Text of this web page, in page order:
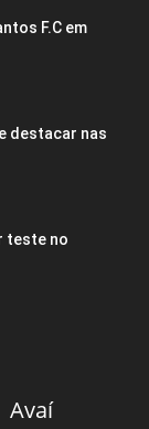
F.C em
destacar nas
teste no
Avaí